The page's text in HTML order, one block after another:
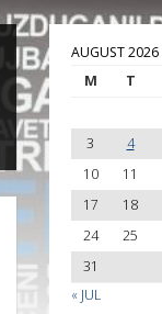
AUGUST 2026
M
T
« JUL
3
4
10
11
17
18
24
25
31